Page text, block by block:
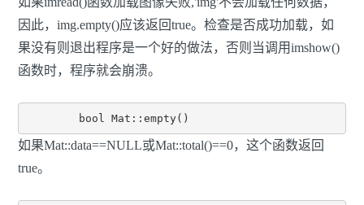
因此，img.empty()应该返回true。检查是否成功加载，如
果没有则退出程序是一个好的做法，否则当调用imshow()
函数时，程序就会崩溃。
	bool Mat::empty()
如果Mat::data==NULL或Mat::total()==0，这个函数返回
true。